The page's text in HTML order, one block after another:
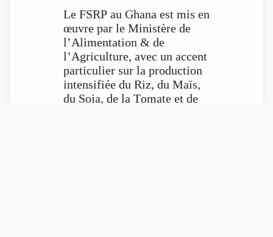
Le FSRP au Ghana est mis en
œuvre par le Ministère de
l’Alimentation & de
l’Agriculture, avec un accent
particulier sur la production
intensifiée du Riz, du Maïs,
du Soja, de la Tomate et de